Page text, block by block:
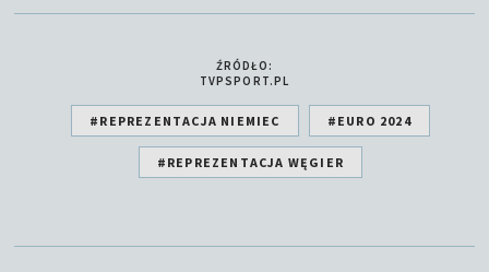
ŹRÓDŁO:
TVPSPORT.PL
#REPREZENTACJA NIEMIEC #EURO 2024
#REPREZENTACJA WĘGIER